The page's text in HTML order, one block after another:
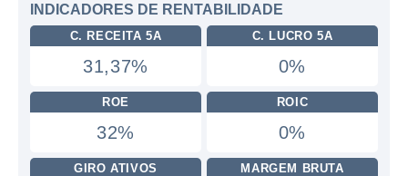
INDICADORES DE RENTABILIDADE
C. RECEITA 5A
31,37%
C. LUCRO 5A
0%
ROE
32%
ROIC
0%
GIRO ATIVOS MARGEM BRUTA